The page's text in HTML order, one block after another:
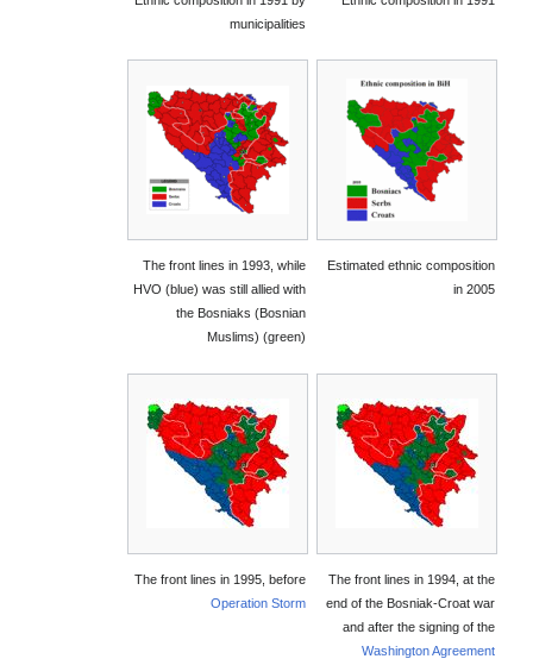
municipalities
Estimated ethnic composition
in 2005
The front lines in 1993, while
HVO (blue) was still allied with
the Bosniaks (Bosnian
Muslims) (green)
The front lines in 1994, at the
end of the Bosniak-Croat war
and after the signing of the
Washington Agreement
The front lines in 1995, before
Operation Storm